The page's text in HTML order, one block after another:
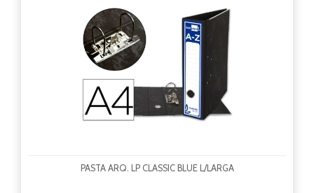
PASTA ARQ. LP CLASSIC BLUE L/LARGA